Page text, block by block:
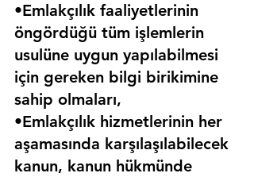
•Emlakçılık faaliyetlerinin
öngördüğü tüm işlemlerin
usulüne uygun yapılabilmesi
için gereken bilgi birikimine
sahip olmaları,
•Emlakçılık hizmetlerinin her
aşamasında karşılaşılabilecek
kanun, kanun hükmünde